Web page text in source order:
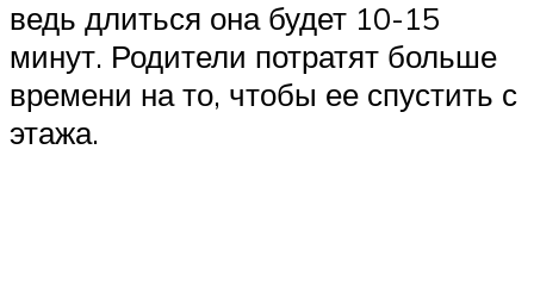
ведь длиться она будет 10-15
минут. Родители потратят больше
времени на то, чтобы ее спустить с
этажа.